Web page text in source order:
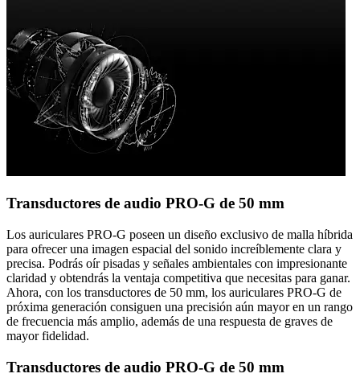
Transductores de audio PRO-G de 50 mm
Los auriculares PRO-G poseen un diseño exclusivo de malla híbrida
para ofrecer una imagen espacial del sonido increíblemente clara y
precisa. Podrás oír pisadas y señales ambientales con impresionante
claridad y obtendrás la ventaja competitiva que necesitas para ganar.
Ahora, con los transductores de 50 mm, los auriculares PRO-G de
próxima generación consiguen una precisión aún mayor en un rango
de frecuencia más amplio, además de una respuesta de graves de
mayor fidelidad.
Transductores de audio PRO-G de 50 mm